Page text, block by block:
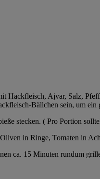
Hackfleisch, Ajvar, Salz,
Bällchen sein, um
stecken. ( Pro Portion
in Ringe, Tomaten in
ca. 15 Minuten rundum